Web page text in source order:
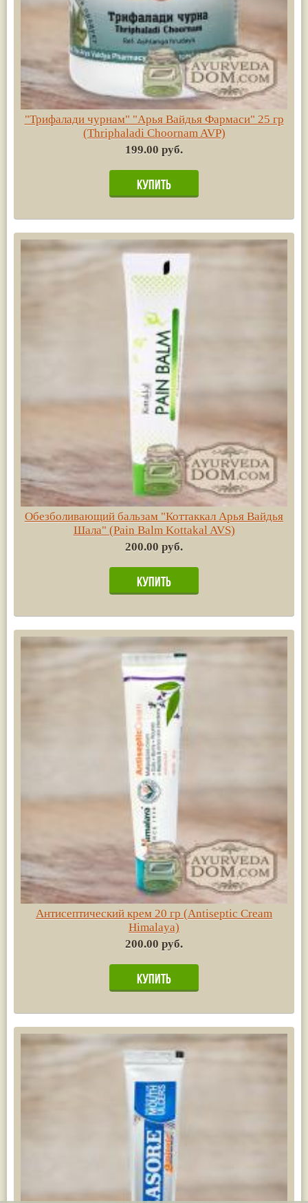
"Трифалади чурнам" "Арья Вайдья Фармаси" 25 гр
(Thriphaladi Choornam AVP)
199.00 руб.
Обезболивающий бальзам "Коттаккал Арья Вайдья
Шала" (Pain Balm Kottakal AVS)
200.00 руб.
Антисептический крем 20 гр (Antiseptic Cream
Himalaya)
200.00 руб.